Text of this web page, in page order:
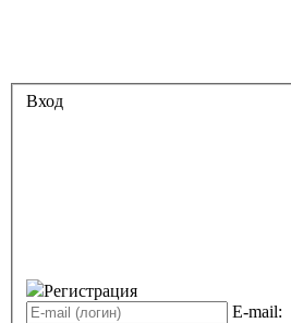
Вход
Регистрация
E-mail: